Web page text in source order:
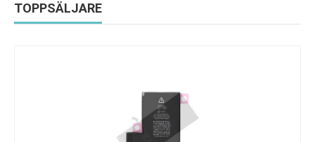
TOPPSÄLJARE